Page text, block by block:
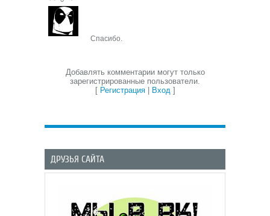
Спасибо.
Добавлять комментарии могут только
зарегистрированные пользователи.
[ Регистрация| Вход]
ДРУЗЬЯ САЙТА